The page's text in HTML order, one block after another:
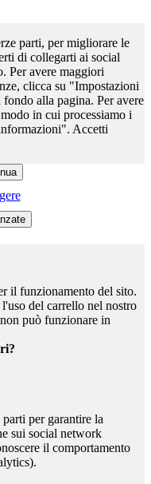
parti, per migliorare le
di collegarti ai social
Per avere maggiori
clicca su "Impostazioni
alla pagina. Per avere
in cui processiamo i
Accetti
il funzionamento del sito.
del carrello nel nostro
può funzionare in
per garantire la
sui social network
il comportamento